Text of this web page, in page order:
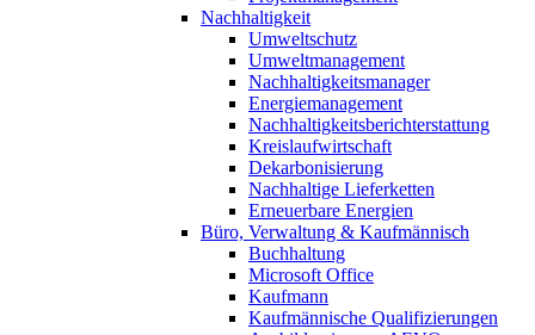
Nachhaltigkeit
Umweltschutz
Umweltmanagement
Nachhaltigkeitsmanager
Energiemanagement
Nachhaltigkeitsberichterstattung
Kreislaufwirtschaft
Dekarbonisierung
Nachhaltige Lieferketten
Erneuerbare Energien
Büro, Verwaltung & Kaufmännisch
Buchhaltung
Microsoft Office
Kaufmann
Kaufmännische Qualifizierungen